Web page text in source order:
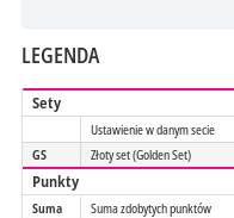
LEGENDA
Sety
Ustawienie w danym secie
GS
Złoty set (Golden Set)
Punkty
Suma
Suma zdobytych punktów